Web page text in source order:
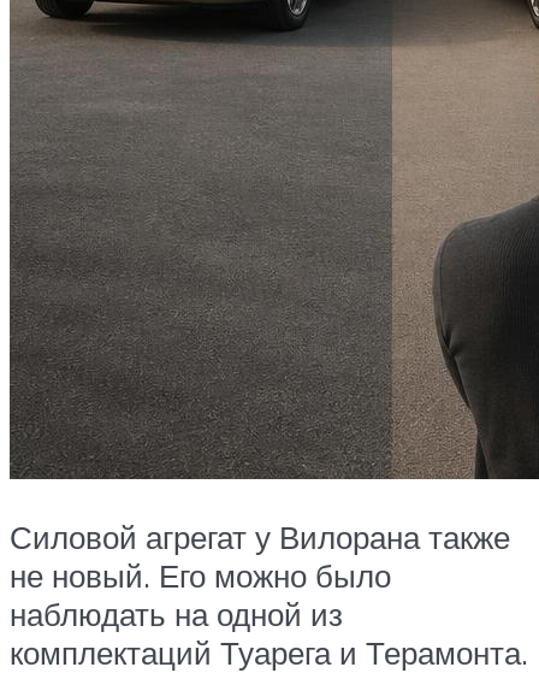
Силовой агрегат у Вилорана также
не новый. Его можно было
наблюдать на одной из
комплектаций Туарега и Терамонта.